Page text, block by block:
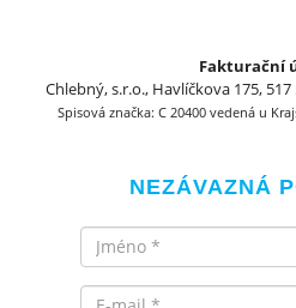
Fakturační
Chlebný, s.r.o., Havlíčkova 175,
Spisová značka: C 20400 vedená u
NEZÁVAZNÁ